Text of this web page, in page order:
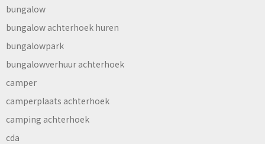
bungalow
bungalow achterhoek huren
bungalowpark
bungalowverhuur achterhoek
camper
camperplaats achterhoek
camping achterhoek
cda